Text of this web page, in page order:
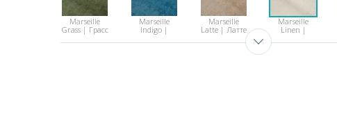
Marseille
Grass | Грасс
Marseille
Indigo |
Индиго
Marseille
Latte | Латте
Marseille
Linen |
Линен